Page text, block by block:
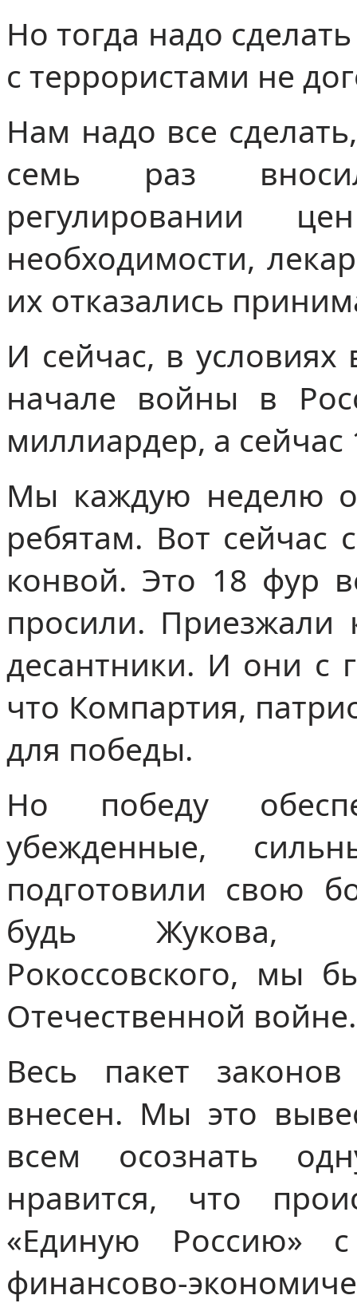
Но тогда надо
с террористами не
Нам надо все
семь раз
регулировании
необходимости,
их отказались
И сейчас, в
начале войны в
миллиардер, а сейчас
Мы каждую неделю
ребятам. Вот сейчас
конвой. Это 18 фур
просили. Приезжали
десантники. И они с
что Компартия,
для победы.
Но победу
убежденные,
подготовили свою
будь Жукова,
Рокоссовского, мы
Отечественной войне.
Весь пакет
внесен. Мы это
всем осознать
нравится, что
«Единую Россию»
финансово-